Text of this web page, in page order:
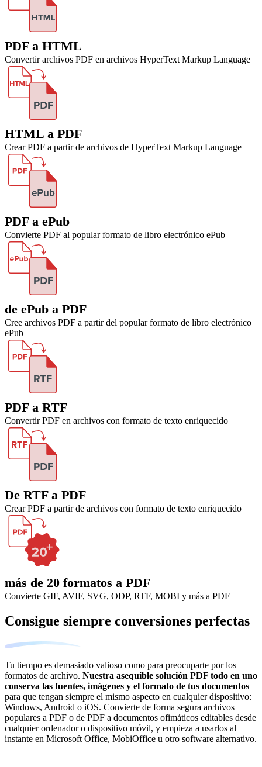
PDF a HTML
Convertir archivos PDF en archivos HyperText Markup Language
HTML a PDF
Crear PDF a partir de archivos de HyperText Markup Language
PDF a ePub
Convierte PDF al popular formato de libro electrónico ePub
de ePub a PDF
Cree archivos PDF a partir del popular formato de libro electrónico
ePub
PDF a RTF
Convertir PDF en archivos con formato de texto enriquecido
De RTF a PDF
Crear PDF a partir de archivos con formato de texto enriquecido
más de 20 formatos a PDF
Convierte GIF, AVIF, SVG, ODP, RTF, MOBI y más a PDF
Consigue siempre conversiones perfectas
Tu tiempo es demasiado valioso como para preocuparte por los
formatos de archivo. Nuestra asequible solución PDF todo en uno
conserva las fuentes, imágenes y el formato de tus documentos
para que tengan siempre el mismo aspecto en cualquier dispositivo:
Windows, Android o iOS. Convierte de forma segura archivos
populares a PDF o de PDF a documentos ofimáticos editables desde
cualquier ordenador o dispositivo móvil, y empieza a usarlos al
instante en Microsoft Office, MobiOffice u otro software alternativo.